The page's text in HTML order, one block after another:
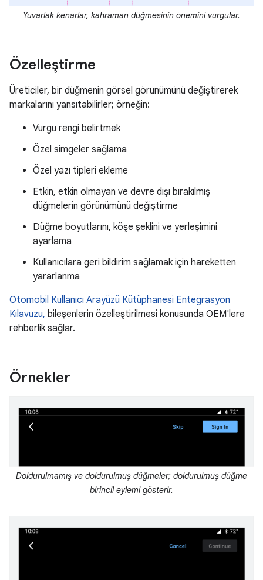
Yuvarlak kenarlar, kahraman düğmesinin önemini vurgular.
Özelleştirme
Üreticiler, bir düğmenin görsel görünümünü değiştirerek
markalarını yansıtabilirler; örneğin:
Vurgu rengi belirtmek
Özel simgeler sağlama
Özel yazı tipleri ekleme
Etkin, etkin olmayan ve devre dışı bırakılmış
düğmelerin görünümünü değiştirme
Düğme boyutlarını, köşe şeklini ve yerleşimini
ayarlama
Kullanıcılara geri bildirim sağlamak için hareketten
yararlanma
Otomobil Kullanıcı Arayüzü Kütüphanesi Entegrasyon
Kılavuzu, bileşenlerin özelleştirilmesi konusunda OEM'lere
rehberlik sağlar.
Örnekler
Doldurulmamış ve doldurulmuş düğmeler; doldurulmuş düğme
birincil eylemi gösterir.